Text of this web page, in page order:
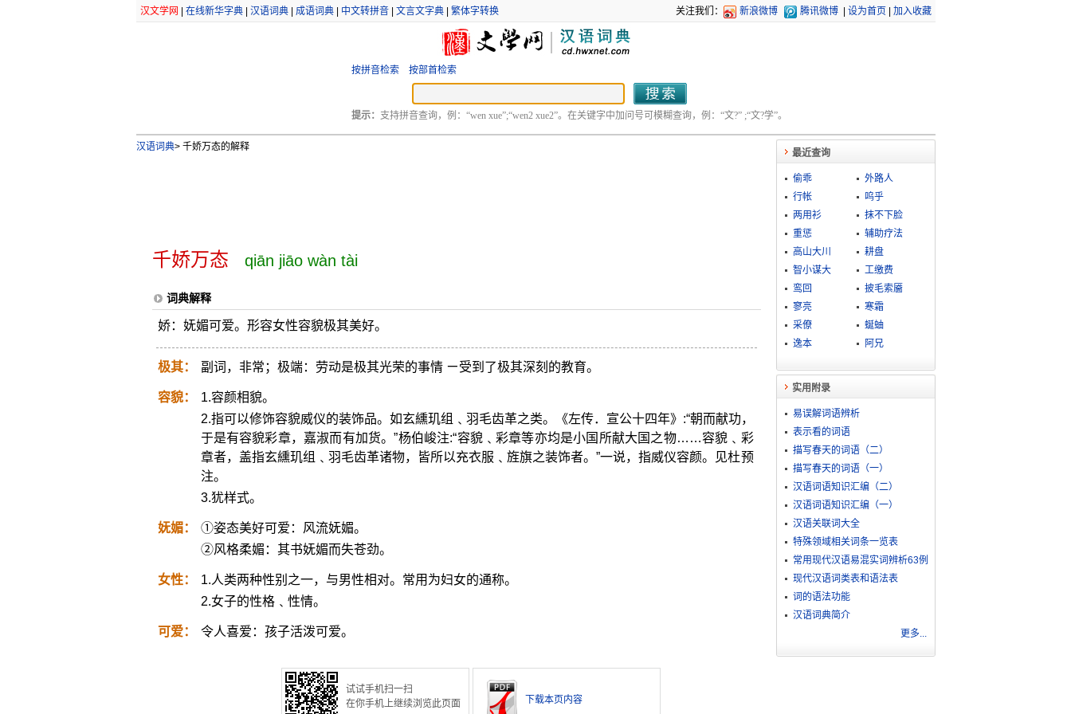
汉文学网 在线新华字典| 汉语词典| 成语词典| 中文转拼音| 文言文字典| 繁体字转换 关注我们： 新浪微博 腾讯微博 设为首页 加入收藏
按拼音检索 按部首检索
提示： 支持拼音查询，例：“wen xue”;“wen2 xue2”。在关键字中加问号可模糊查询，例：“文?” ;“文?学”。
汉语词典>千娇万态的解释
千娇万态 qiān jiāo wàn tài
词典解释
娇：妩媚可爱。形容女性容貌极其美好。
极其： 副词，非常；极端：劳动是极其光荣的事情 ㄧ受到了极其深刻的教育。
容貌：
1.容颜相貌。
2.指可以修饰容貌威仪的装饰品。如玄纁玑组﹑羽毛齿革之类。《左传．宣公十四年》:“朝而献功，
于是有容貌彩章，嘉淑而有加货。”杨伯峻注:“容貌﹑彩章等亦均是小国所献大国之物……容貌﹑彩
章者，盖指玄纁玑组﹑羽毛齿革诸物，皆所以充衣服﹑旌旗之装饰者。”一说，指威仪容颜。见杜预
注。
3.犹样式。
妩媚：
①姿态美好可爱：风流妩媚。
②风格柔媚：其书妩媚而失苍劲。
女性：
1.人类两种性别之一，与男性相对。常用为妇女的通称。
2.女子的性格﹑性情。
可爱： 令人喜爱：孩子活泼可爱。
试试手机扫一扫
在你手机上继续浏览此页面
下载本页内容
最近查询
偷乖
外路人
行帐
呜乎
两用衫
抹不下脸
重惩
辅助疗法
高山大川
耕盘
智小谋大
工缴费
鸾回
披毛索靥
寥亮
寒霜
采僚
蜒蚰
逸本
阿兄
实用附录
易误解词语辨析
表示看的词语
描写春天的词语（二）
描写春天的词语（一）
汉语词语知识汇编（二）
汉语词语知识汇编（一）
汉语关联词大全
特殊领域相关词条一览表
常用现代汉语易混实词辨析63例
现代汉语词类表和语法表
词的语法功能
汉语词典简介
更多...